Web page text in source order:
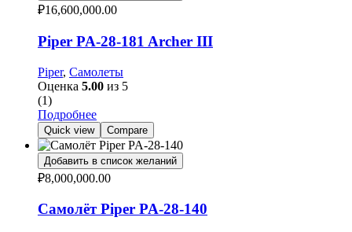
₽16,600,000.00
Piper PA-28-181 Archer III
Piper, Самолеты
Оценка 5.00 из 5
(1)
Подробнее
Quick view Compare
Добавить в список желаний
₽8,000,000.00
Самолёт Piper PA-28-140